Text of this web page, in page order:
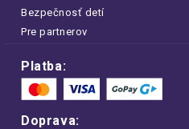
Bezpečnosť detí
Pre partnerov
Platba:
Doprava: